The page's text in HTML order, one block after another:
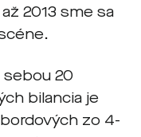
2013 sme sa
sebou 20
bilancia je
zo 4-